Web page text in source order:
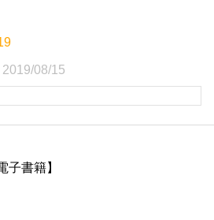
2019/08/15
書籍】